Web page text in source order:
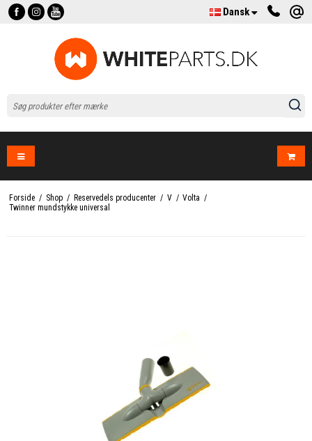
Dansk
Forside / Shop / Reservedels producenter / V / Volta /
Twinner mundstykke universal